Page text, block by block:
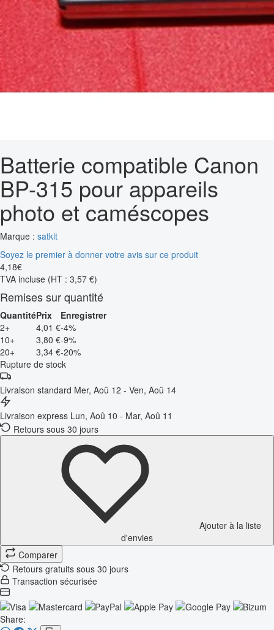
Batterie compatible Canon
BP-315 pour appareils
photo et caméscopes
Marque : satkit
Soyez le premier à donner votre avis sur ce produit
4,18€
TVA incluse (HT : 3,57 €)
Remises sur quantité
QuantitéPrix
Enregistrer
2+
4,01 €-4%
10+
3,80 €-9%
20+
3,34 €-20%
Rupture de stock
Livraison standard Mer, Aoû 12 - Ven, Aoû 14
Livraison express Lun, Aoû 10 - Mar, Aoû 11
Retours sous 30 jours
Ajouter à la liste
d'envies
Comparer
Retours gratuits sous 30 jours
Transaction sécurisée
Share: